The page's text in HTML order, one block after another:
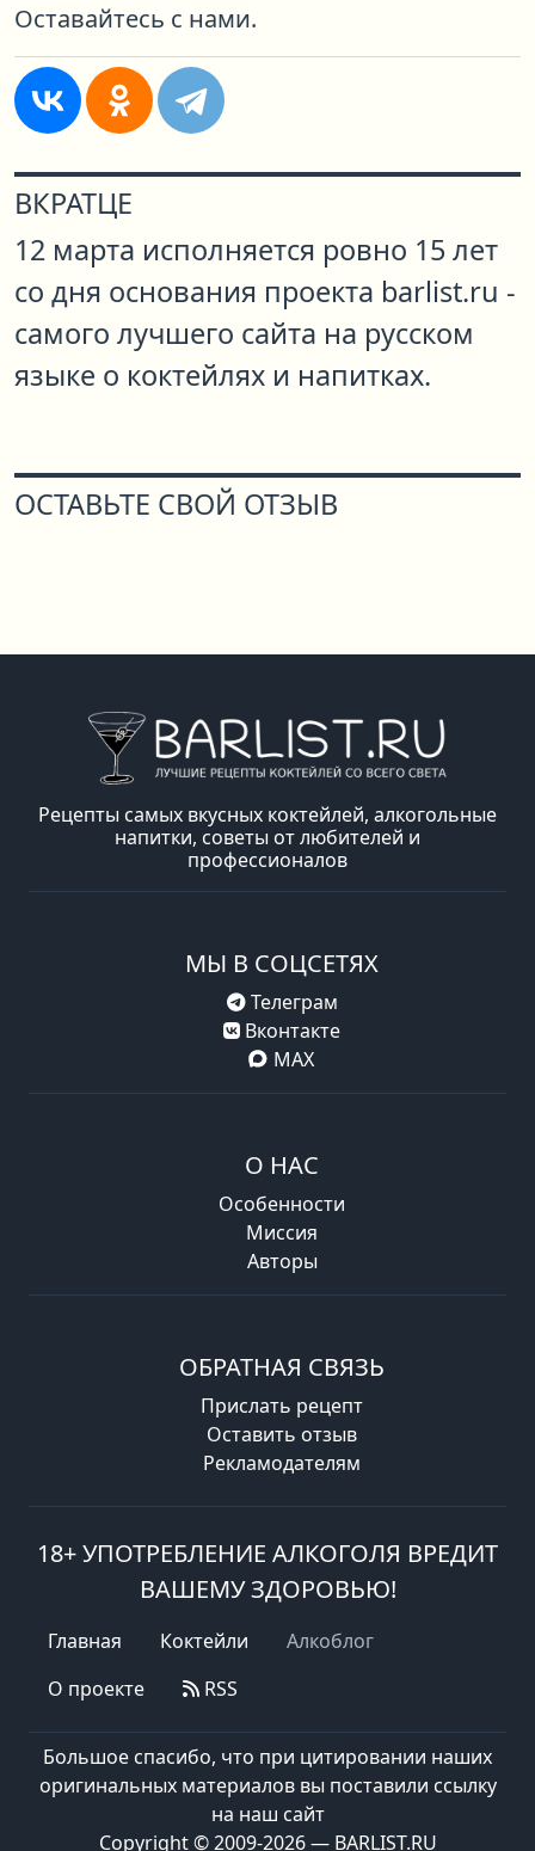
Оставайтесь с нами.
ВКРАТЦЕ
12 марта исполняется ровно 15 лет
со дня основания проекта barlist.ru -
самого лучшего сайта на русском
языке о коктейлях и напитках.
ОСТАВЬТЕ СВОЙ ОТЗЫВ
Рецепты самых вкусных коктейлей, алкогольные
напитки, советы от любителей и
профессионалов
МЫ В СОЦСЕТЯХ
Телеграм
Вконтакте
MAX
О НАС
Особенности
Миссия
Авторы
ОБРАТНАЯ СВЯЗЬ
Прислать рецепт
Оставить отзыв
Рекламодателям
18+ УПОТРЕБЛЕНИЕ АЛКОГОЛЯ ВРЕДИТ
ВАШЕМУ ЗДОРОВЬЮ!
Главная Коктейли
Алкоблог
О проекте
RSS
Большое спасибо, что при цитировании наших
оригинальных материалов вы поставили ссылку
на наш сайт
Copyright © 2009-2026 — BARLIST.RU